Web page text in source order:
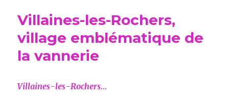
Villaines-les-Rochers,
village emblématique de
la vannerie
Villaines-les-Rochers…